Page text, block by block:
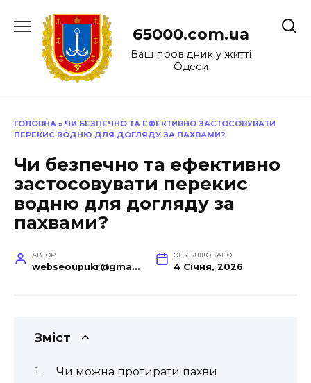
до
65000.com.ua
Ваш провідник у житті
Одеси
ГОЛОВНА » ЧИ БЕЗПЕЧНО ТА ЕФЕКТИВНО ЗАСТОСОВУВАТИ
ПЕРЕКИС ВОДНЮ ДЛЯ ДОГЛЯДУ ЗА ПАХВАМИ?
Чи безпечно та ефективно
застосовувати перекис
водню для догляду за
пахвами?
АВТОР
webseoupukr@gmail.com
ОПУБЛІКОВАНО
4 Січня, 2026
Зміст
Чи можна протирати пахви